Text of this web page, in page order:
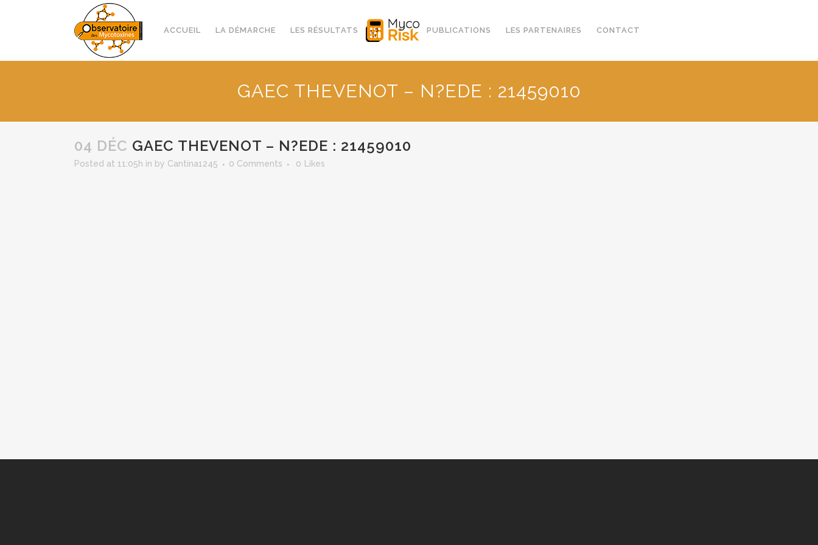
ACCUEIL LA DÉMARCHE LES RÉSULTATS PUBLICATIONS LES PARTENAIRES CONTACT
GAEC THEVENOT – N?EDE : 21459010
04 DÉC GAEC THEVENOT – N?EDE : 21459010
Posted at 11:05h in by Cantina1245 0 Comments 0 Likes